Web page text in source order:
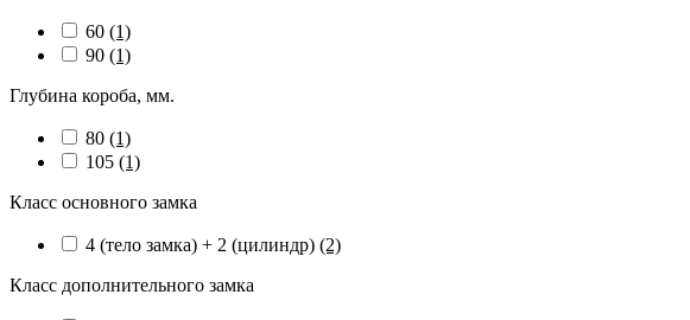
60 (1)
90 (1)
Глубина короба, мм.
80 (1)
105 (1)
Класс основного замка
4 (тело замка) + 2 (цилиндр) (2)
Класс дополнительного замка